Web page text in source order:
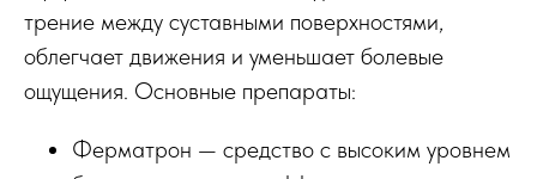
трение между суставными поверхностями,
облегчает движения и уменьшает болевые
ощущения. Основные препараты:
Ферматрон — средство с высоким уровнем